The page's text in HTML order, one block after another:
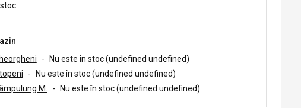
-
Nu este în stoc (undefined undefined)
-
Nu este în stoc (undefined undefined)
M.
- Nu este în stoc (undefined undefined)